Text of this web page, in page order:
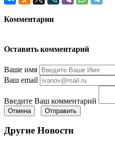
Комментарии
Оставить комментарий
Ваше имя
Ваш email
Введите Ваш комментарий
Отмена Отправить
Другие Новости